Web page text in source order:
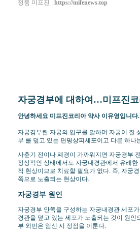
정품 미프진 : https://mifenews.top
자궁경부에 대하여…미프진
안녕하세요 미프진코리아 약사 이유영입니다.
자궁경부란 자궁의 입구를 말하며 자궁이 질
부 를 덮고 있는 편평상피세포이고 다른 하
사춘기 전이나 폐경이 가까워지면 자궁경부
정상적인 상태에서도 자궁내경관에서 유래
적 현상이므로 치료할 필요가 없다. 즉, 자궁
쪽으로 노출되는 현상이다.
자궁경부 원인
자궁경부 안쪽을 구성하는 자궁내경관 세포
경관을 덮고 있는 세포가 노출되는 것이 원인
부 외번은 임신 시 정점을 이룬다.